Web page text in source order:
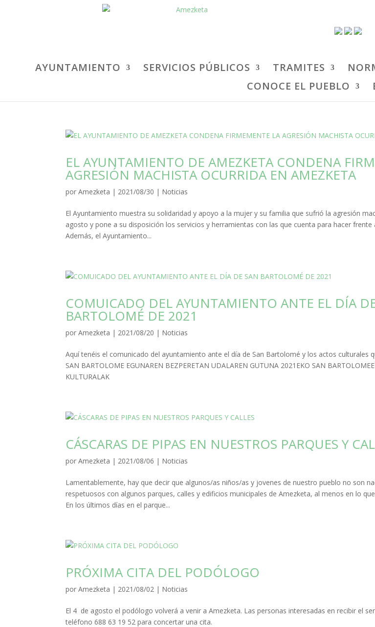
AYUNTAMIENTO SERVICIOS PÚBLICOS TRAMITES
CONOCE EL PUEBLO
EL AYUNTAMIENTO DE AMEZKETA CONDENA
AGRESIÓN MACHISTA OCURRIDA EN AMEZKETA
porAmezketa | 2021/08/30 | Noticias
El Ayuntamiento muestra su solidaridad y apoyo a la mujer y su familia que sufrió la agresión
agosto y pone a su disposición los servicios y herramientas con las que cuenta para hacer frente
Además, el Ayuntamiento...
COMUICADO DEL AYUNTAMIENTO ANTE EL DÍA
BARTOLOMÉ DE 2021
porAmezketa | 2021/08/20 | Noticias
Aquí tenéis el comunicado del ayuntamiento ante el día de San Bartolomé y los actos culturales
SAN BARTOLOME EGUNAREN BEZPERETAN UDALAREN GUTUNA 2021EKO SAN
KULTURALAK
CÁSCARAS DE PIPAS EN NUESTROS PARQUES Y
porAmezketa | 2021/08/06 | Noticias
Lamentablemente, hay que decir que algunos/as niños/as y jovenes de nuestro pueblo no son
respetuosos con algunos parques, calles y edificios municipales de Amezketa, al menos en lo
En los últimos días en el parque...
PRÓXIMA CITA DEL PODÓLOGO
porAmezketa | 2021/08/02 | Noticias
El 4 de agosto el podólogo volverá a venir a Amezketa. Las personas interesadas en recibir el
teléfono 688 63 19 52 para concertar una cita.